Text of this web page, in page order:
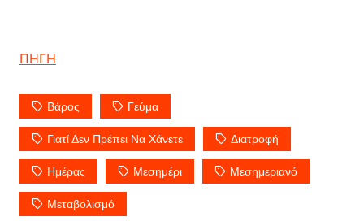
ΠΗΓΗ
Βάρος Γεύμα
Γιατί Δεν Πρέπει Να Χάνετε Διατροφή
Ημέρας Μεσημέρι Μεσημεριανό
Μεταβολισμό